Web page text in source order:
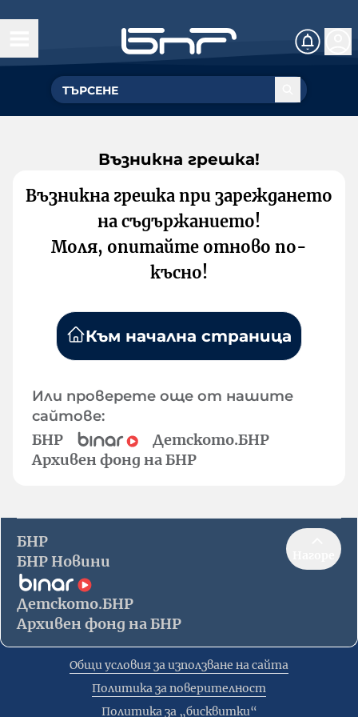
Възникна грешка!
Възникна грешка при зареждането
на съдържанието!
Моля, опитайте отново по-
късно!
Към начална страница
Или проверете още от нашите
сайтове:
БНР
Детското.БНР
Архивен фонд на БНР
БНР
БНР Новини
Детското.БНР
Архивен фонд на БНР
Общи условия за използване на сайта
Политика за поверителност
Политика за „бисквитки“